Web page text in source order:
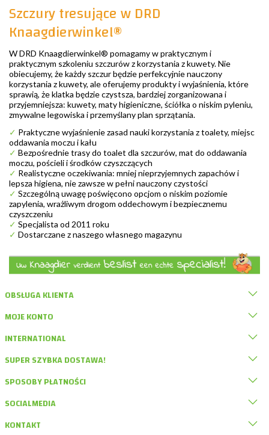
Szczury tresujące w DRD
Knaagdierwinkel®
W DRD Knaagdierwinkel® pomagamy w praktycznym i
praktycznym szkoleniu szczurów z korzystania z kuwety. Nie
obiecujemy, że każdy szczur będzie perfekcyjnie nauczony
korzystania z kuwety, ale oferujemy produkty i wyjaśnienia, które
sprawią, że klatka będzie czystsza, bardziej zorganizowana i
przyjemniejsza: kuwety, maty higieniczne, ściółka o niskim pyleniu,
zmywalne legowiska i przemyślany plan sprzątania.
✓ Praktyczne wyjaśnienie zasad nauki korzystania z toalety, miejsc
oddawania moczu i kału
✓ Bezpośrednie trasy do toalet dla szczurów, mat do oddawania
moczu, pościeli i środków czyszczących
✓ Realistyczne oczekiwania: mniej nieprzyjemnych zapachów i
lepsza higiena, nie zawsze w pełni nauczony czystości
✓ Szczególną uwagę poświęcono opcjom o niskim poziomie
zapylenia, wrażliwym drogom oddechowym i bezpiecznemu
czyszczeniu
✓ Specjalista od 2011 roku
✓ Dostarczane z naszego własnego magazynu
OBSŁUGA KLIENTA
MOJE KONTO
INTERNATIONAL
SUPER SZYBKA DOSTAWA!
SPOSOBY PŁATNOŚCI
SOCIALMEDIA
KONTAKT